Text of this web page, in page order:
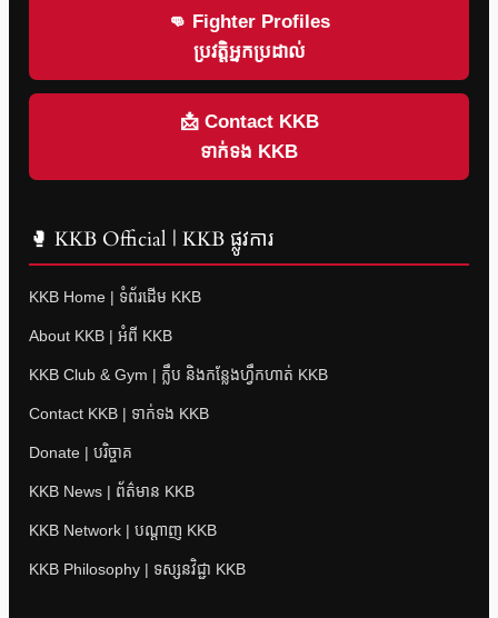
👊 Fighter Profiles
ប្រវត្តិអ្នកប្រដាល់
📩 Contact KKB
ទាក់ទង KKB
🥊 KKB Official | KKB ផ្លូវការ
KKB Home | ទំព័រដើម KKB
About KKB | អំពី KKB
KKB Club & Gym | ក្លឹប និងកន្លែងហ្វឹកហាត់ KKB
Contact KKB | ទាក់ទង KKB
Donate | បរិច្ចាគ
KKB News | ព័ត៌មាន KKB
KKB Network | បណ្តាញ KKB
KKB Philosophy | ទស្សនវិជ្ជា KKB